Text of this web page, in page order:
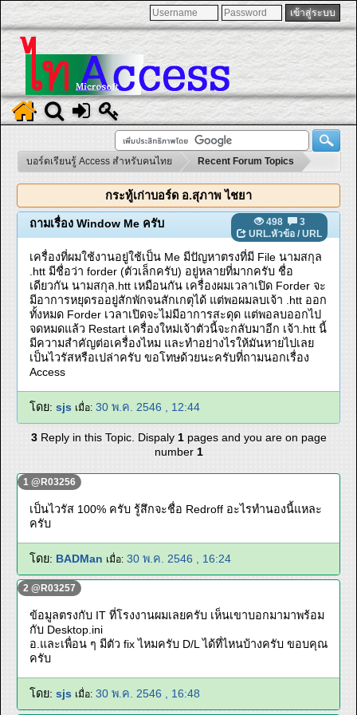
บอร์ดเรียนรู้ Access สำหรับคนไทย Recent Forum Topics
กระทู้เก่าบอร์ด อ.สุภาพ ไชยา
498
3
URL.หัวข้อ / URL
ถามเรื่อง Window Me ครับ
เครื่องที่ผมใช้งานอยู่ใช้เป็น Me มีปัญหาตรงที่มี File นามสกุล
.htt มีชื่อว่า forder (ตัวเล็กครับ) อยู่หลายที่มากครับ ชื่อ
เดียวกัน นามสกุล.htt เหมือนกัน เครื่องผมเวลาเปิด Forder จะ
มีอาการหยุดรออยู่สักพักจนสักเกตุได้ แต่พอผมลบเจ้า .htt ออก
ทั้งหมด Forder เวลาเปิดจะไม่มีอาการสะดุด แต่พอลบออกไป
จดหมดแล้ว Restart เครื่องใหม่เจ้าตัวนี้จะกลับมาอีก เจ้า.htt นี้
มีความสำคัญต่อเครื่องไหม และทำอย่างไรให้มันหายไปเลย
เป็นไวรัสหรือเปล่าครับ ขอโทษด้วยนะครับที่ถามนอกเรื่อง
Access
โดย: sjs เมื่อ: 30 พ.ค. 2546 , 12:44
3Reply in this Topic. Dispaly 1 pages and you are on page
number 1
1 @R03256
เป็นไวรัส 100% ครับ รู้สึกจะชื่อ Redroff อะไรทำนองนี้แหละ
ครับ
โดย: BADMan เมื่อ: 30 พ.ค. 2546 , 16:24
2 @R03257
ข้อมูลตรงกับ IT ที่โรงงานผมเลยครับ เห็นเขาบอกมามาพร้อม
กับ Desktop.ini
อ.และเพื่อน ๆ มีตัว fix ไหมครับ D/L ได้ที่ไหนบ้างครับ ขอบคุณ
ครับ
โดย: sjs เมื่อ: 30 พ.ค. 2546 , 16:48